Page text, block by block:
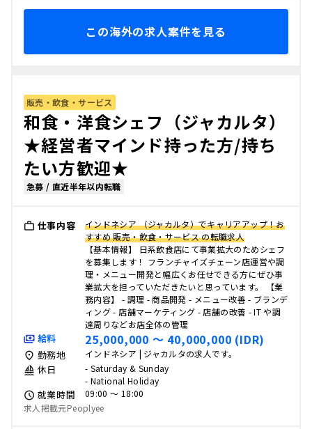
この海外の求人案件を見る
販売・飲食・サービス
和食・洋食シェフ（ジャカルタ）
★経営者マインド持った方/持ち
たい方歓迎★
急募 / 直近半年以内転職
仕事内容
インドネシア （ジャカルタ）でキャリアアップ！お
すすめ 販売・飲食・サービス の転職求人
【基本情報】 日系飲食店にて事業拡大のためシェフ
を募集します！ フランチャイズチェーン店運営や調
理・メニュー開発と幅広くお任せできる方にぜひ事
業拡大を担っていただきたいと思っています。 【業
務内容】 - 調理 - 商品開発 - メニュー改善 - ブランデ
ィング - 店舗マーケティング - 店舗の改善 - IT や調
達周りなどお店全体の管理
給料 25,000,000 〜 40,000,000 (IDR)
勤務地 インドネシア | ジャカルタの求人です。
休日
- Saturday & Sunday
- National Holiday
就業時間
09:00 〜 18:00
求人掲載元Peoplyee